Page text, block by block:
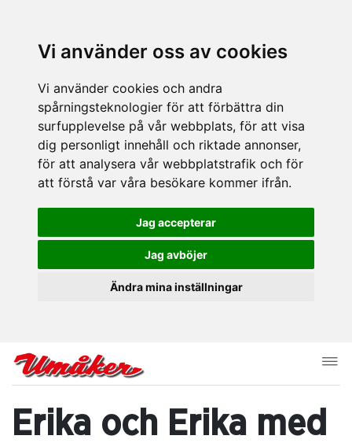
Vi använder oss av cookies
Vi använder cookies och andra
spårningsteknologier för att förbättra din
surfupplevelse på vår webbplats, för att visa
dig personligt innehåll och riktade annonser,
för att analysera vår webbplatstrafik och för
att förstå var våra besökare kommer ifrån.
Jag accepterar
Jag avböjer
Ändra mina inställningar
Erika och Erika med